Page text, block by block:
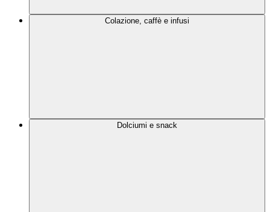
Colazione, caffè e infusi
Dolciumi e snack